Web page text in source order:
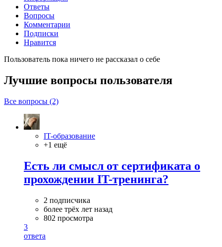
Ответы
Вопросы
Комментарии
Подписки
Нравится
Пользователь пока ничего не рассказал о себе
Лучшие вопросы пользователя
Все вопросы (2)
IT-образование
+1 ещё
Есть ли смысл от сертификата о
прохождении IT-тренинга?
2 подписчика
более трёх лет назад
802 просмотра
3
ответа